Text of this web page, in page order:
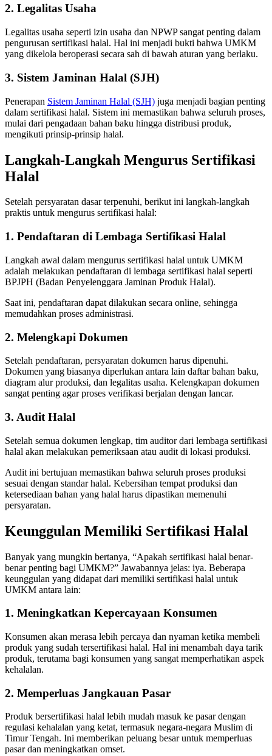
2. Legalitas Usaha
Legalitas usaha seperti izin usaha dan NPWP sangat penting dalam
pengurusan sertifikasi halal. Hal ini menjadi bukti bahwa UMKM
yang dikelola beroperasi secara sah di bawah aturan yang berlaku.
3. Sistem Jaminan Halal (SJH)
Penerapan Sistem Jaminan Halal (SJH) juga menjadi bagian penting
dalam sertifikasi halal. Sistem ini memastikan bahwa seluruh proses,
mulai dari pengadaan bahan baku hingga distribusi produk,
mengikuti prinsip-prinsip halal.
Langkah-Langkah Mengurus Sertifikasi
Halal
Setelah persyaratan dasar terpenuhi, berikut ini langkah-langkah
praktis untuk mengurus sertifikasi halal:
1. Pendaftaran di Lembaga Sertifikasi Halal
Langkah awal dalam mengurus sertifikasi halal untuk UMKM
adalah melakukan pendaftaran di lembaga sertifikasi halal seperti
BPJPH (Badan Penyelenggara Jaminan Produk Halal).
Saat ini, pendaftaran dapat dilakukan secara online, sehingga
memudahkan proses administrasi.
2. Melengkapi Dokumen
Setelah pendaftaran, persyaratan dokumen harus dipenuhi.
Dokumen yang biasanya diperlukan antara lain daftar bahan baku,
diagram alur produksi, dan legalitas usaha. Kelengkapan dokumen
sangat penting agar proses verifikasi berjalan dengan lancar.
3. Audit Halal
Setelah semua dokumen lengkap, tim auditor dari lembaga sertifikasi
halal akan melakukan pemeriksaan atau audit di lokasi produksi.
Audit ini bertujuan memastikan bahwa seluruh proses produksi
sesuai dengan standar halal. Kebersihan tempat produksi dan
ketersediaan bahan yang halal harus dipastikan memenuhi
persyaratan.
Keunggulan Memiliki Sertifikasi Halal
Banyak yang mungkin bertanya, “Apakah sertifikasi halal benar-
benar penting bagi UMKM?” Jawabannya jelas: iya. Beberapa
keunggulan yang didapat dari memiliki sertifikasi halal untuk
UMKM antara lain:
1. Meningkatkan Kepercayaan Konsumen
Konsumen akan merasa lebih percaya dan nyaman ketika membeli
produk yang sudah tersertifikasi halal. Hal ini menambah daya tarik
produk, terutama bagi konsumen yang sangat memperhatikan aspek
kehalalan.
2. Memperluas Jangkauan Pasar
Produk bersertifikasi halal lebih mudah masuk ke pasar dengan
regulasi kehalalan yang ketat, termasuk negara-negara Muslim di
Timur Tengah. Ini memberikan peluang besar untuk memperluas
pasar dan meningkatkan omset.